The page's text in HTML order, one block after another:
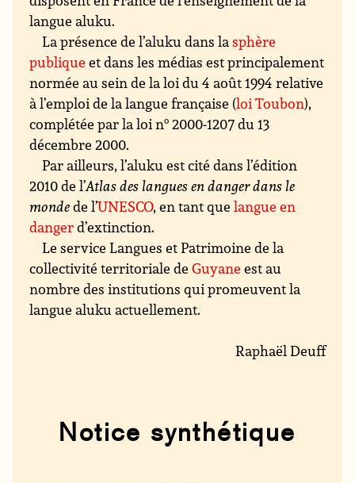
langue aluku.
La présence de l’aluku dans lasphère
publique et dans les médias est principalement
normée au sein de la loi du 4 août 1994 relative
à l’emploi de la langue française (loi Toubon),
complétée par la loi no 2000-1207 du 13
décembre 2000.
Par ailleurs, l’aluku est cité dans l’édition
2010 de l’Atlas des langues en danger dans le
mondede l’UNESCO, en tant quelangue en
dangerd’extinction.
Le service Langues et Patrimoine de la
collectivité territoriale deGuyane est au
nombre des institutions qui promeuvent la
langue aluku actuellement.
Raphaël Deuff
Notice synthétique